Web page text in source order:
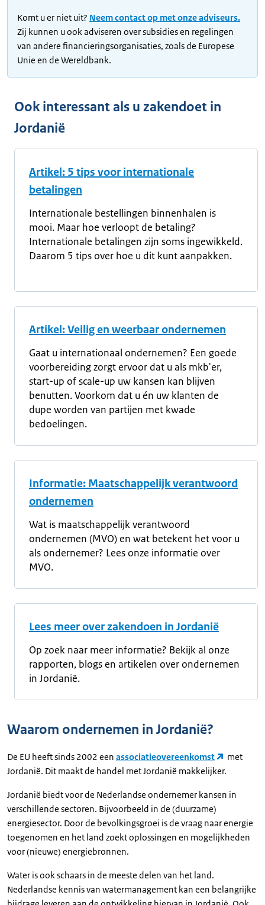
Komt u er niet uit? Neem contact op met onze adviseurs.
Zij kunnen u ook adviseren over subsidies en regelingen
van andere financieringsorganisaties, zoals de Europese
Unie en de Wereldbank.
Ook interessant als u zakendoet in
Jordanië
Artikel: 5 tips voor internationale
betalingen
Internationale bestellingen binnenhalen is
mooi. Maar hoe verloopt de betaling?
Internationale betalingen zijn soms ingewikkeld.
Daarom 5 tips over hoe u dit kunt aanpakken.
Artikel: Veilig en weerbaar ondernemen
Gaat u internationaal ondernemen? Een goede
voorbereiding zorgt ervoor dat u als mkb'er,
start-up of scale-up uw kansen kan blijven
benutten. Voorkom dat u én uw klanten de
dupe worden van partijen met kwade
bedoelingen.
Informatie: Maatschappelijk verantwoord
ondernemen
Wat is maatschappelijk verantwoord
ondernemen (MVO) en wat betekent het voor u
als ondernemer? Lees onze informatie over
MVO.
Lees meer over zakendoen in Jordanië
Op zoek naar meer informatie? Bekijk al onze
rapporten, blogs en artikelen over ondernemen
in Jordanië.
Waarom ondernemen in Jordanië?
De EU heeft sinds 2002 een associatieovereenkomst
met
Jordanië. Dit maakt de handel met Jordanië makkelijker.
Jordanië biedt voor de Nederlandse ondernemer kansen in
verschillende sectoren. Bijvoorbeeld in de (duurzame)
energiesector. Door de bevolkingsgroei is de vraag naar energie
toegenomen en het land zoekt oplossingen en mogelijkheden
voor (nieuwe) energiebronnen.
Water is ook schaars in de meeste delen van het land.
Nederlandse kennis van watermanagement kan een belangrijke